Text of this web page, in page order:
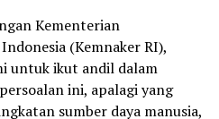
Kementerian
(Kemnaker RI),
untuk ikut andil dalam
ini, apalagi yang
sumber daya manusia,